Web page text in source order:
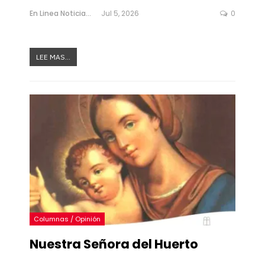
En Linea Noticias Jul 5, 2026 0
LEE MAS...
Columnas / Opinión
Nuestra Señora del Huerto